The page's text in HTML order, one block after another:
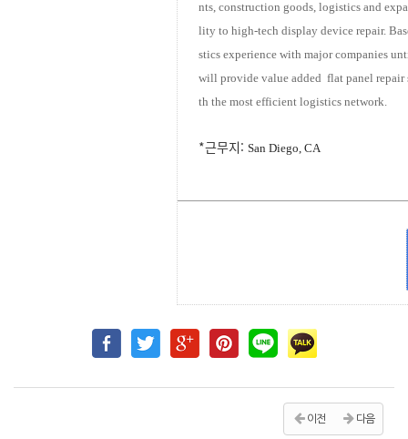
nts, construction goods, logistics and
lity to high-tech display device repair.
stics experience with major companies
will provide value added flat panel repair
th the most efficient logistics network.
*근무지: San Diego, CA
이전 다음